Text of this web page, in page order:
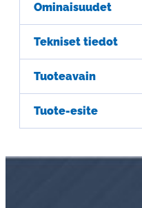
Ominaisuudet
Tekniset tiedot
Tuoteavain
Tuote-esite